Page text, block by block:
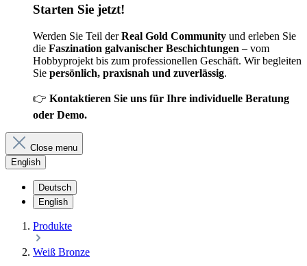
Starten Sie jetzt!
Werden Sie Teil derReal Gold Community und erleben Sie
die Faszination galvanischer Beschichtungen – vom
Hobbyprojekt bis zum professionellen Geschäft. Wir begleiten
Sie persönlich, praxisnah und zuverlässig.
👉 Kontaktieren Sie uns für Ihre individuelle Beratung
oder Demo.
Close menu
English
Deutsch
English
Produkte
Weiß Bronze